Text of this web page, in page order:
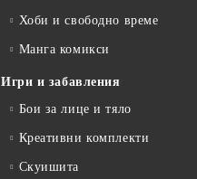
Хоби и свободно време
Манга комикси
Игри и забавления
Бои за лице и тяло
Креативни комплекти
Скуишита